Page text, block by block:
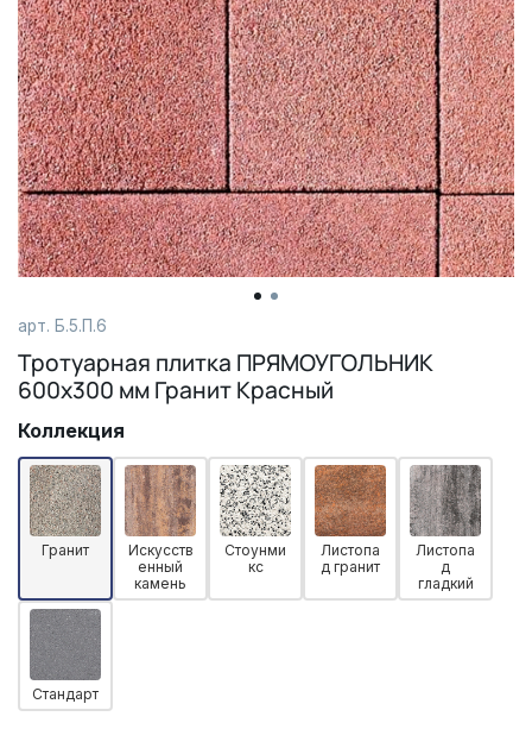
арт. Б.5.П.6
Тротуарная плитка ПРЯМОУГОЛЬНИК
600х300 мм Гранит Красный
Коллекция
Гранит
Искусств
енный
камень
Стоунми
кс
Листопа
д гранит
Листопа
д
гладкий
Стандарт